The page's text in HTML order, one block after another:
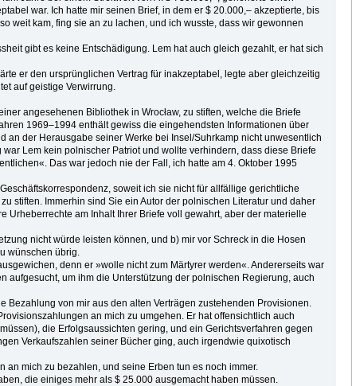
war. Ich hatte mir seinen Brief, in dem er $ 20.000,– akzeptierte, bis
weit kam, fing sie an zu lachen, und ich wusste, dass wir gewonnen
gibt es keine Entschädigung. Lem hat auch gleich gezahlt, er hat sich
er den ursprünglichen Vertrag für inakzeptabel, legte aber gleichzeitig
auf geistige Verwirrung.
angesehenen Bibliothek in Wrocław, zu stiften, welche die Briefe
1969–1994 enthält gewiss die eingehendsten Informationen über
an der Herausgabe seiner Werke bei Insel/Suhrkamp nicht unwesentlich
Lem kein polnischer Patriot und wollte verhindern, dass diese Briefe
Das war jedoch nie der Fall, ich hatte am 4. Oktober 1995
soweit ich sie nicht für allfällige gerichtliche
stiften. Immerhin sind Sie ein Autor der polnischen Literatur und daher
Urheberrechte am Inhalt Ihrer Briefe voll gewahrt, aber der materielle
nicht würde leisten können, und b) mir vor Schreck in die Hosen
wünschen übrig.
denn er »wolle nicht zum Märtyrer werden«. Andererseits war
aufgesucht, um ihm die Unterstützung der polnischen Regierung, auch
von mir aus den alten Verträgen zustehenden Provisionen.
an mich zu umgehen. Er hat offensichtlich auch
die Erfolgsaussichten gering, und ein Gerichtsverfahren gegen
Verkaufszahlen seiner Bücher ging, auch irgendwie quixotisch
mich zu bezahlen, und seine Erben tun es noch immer.
die einiges mehr als $ 25.000 ausgemacht haben müssen.